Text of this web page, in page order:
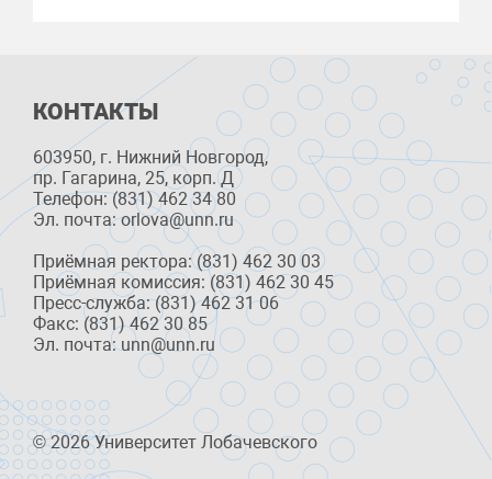
КОНТАКТЫ
603950, г. Нижний Новгород,
пр. Гагарина, 25, корп. Д
Телефон: (831) 462 34 80
Эл. почта: orlova@unn.ru
Приёмная ректора: (831) 462 30 03
Приёмная комиссия: (831) 462 30 45
Пресс-служба: (831) 462 31 06
Факс: (831) 462 30 85
Эл. почта: unn@unn.ru
© 2026 Университет Лобачевского